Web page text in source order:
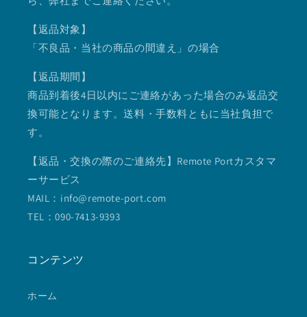
【返品対象】
「不良品・当社の商品の間違え」の場合
【返品期間】
商品到着後4日以内にご連絡があった場合のみ返品交
換可能となります。送料・手数料ともに当社負担で
す。
【返品・交換の際のご連絡先】Remote Portカスタマ
ーサービス
MAIL：info@remote-port.com
TEL：090-7413-9393
コンテンツ
ホーム